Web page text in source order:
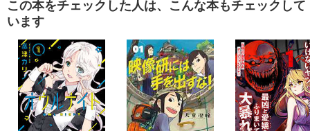
この本をチェックした人は、こんな本もチェックして
います